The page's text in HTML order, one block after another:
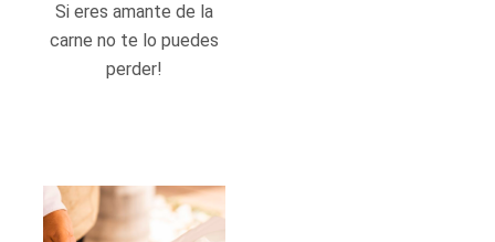
Si eres amante de la
carne no te lo puedes
perder!